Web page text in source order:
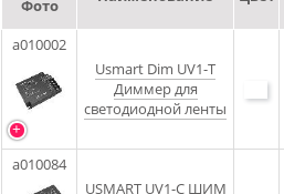
Фото
a010002
Usmart Dim UV1-T
Диммер для
светодиодной ленты
a010084
USMART UV1-C ШИМ